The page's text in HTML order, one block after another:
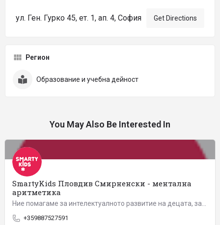
ул. Ген. Гурко 45, ет. 1, ап. 4, София Get Directions
Регион
Образование и учебна дейност
You May Also Be Interested In
SmartyKids Пловдив Смирненски - ментална
аритметика
+359887527591